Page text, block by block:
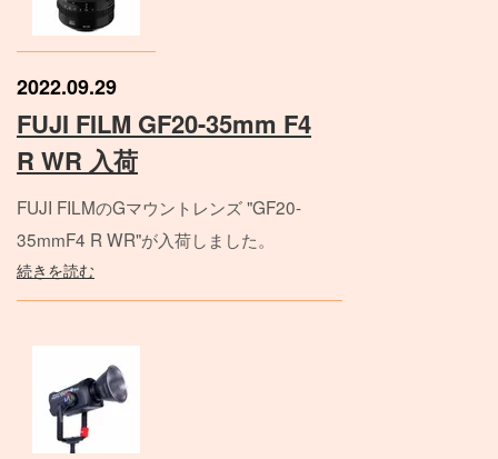
2022.09.29
FUJI FILM GF20-35mm F4
R WR 入荷
FUJI FILMのGマウントレンズ "GF20-
35mmF4 R WR"が入荷しました。
続きを読む